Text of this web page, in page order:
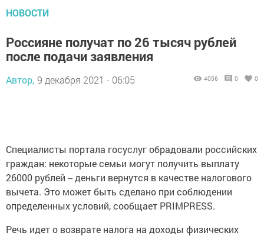
НОВОСТИ
Россияне получат по 26 тысяч рублей
после подачи заявления
Автор, 9 декабря 2021 - 06:05 4056 0 0
Специалисты портала госуслуг обрадовали российских
граждан: некоторые семьи могут получить выплату
26000 рублей -- деньги вернутся в качестве налогового
вычета. Это может быть сделано при соблюдении
определенных условий, сообщает PRIMPRESS.
Речь идет о возврате налога на доходы физических